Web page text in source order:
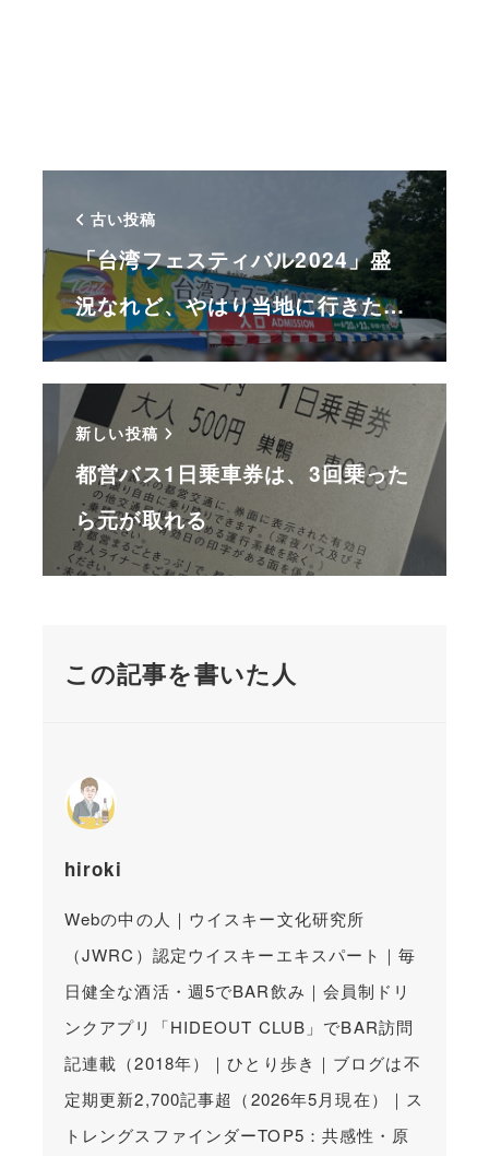
古い投稿
「台湾フェスティバル2024」盛
況なれど、やはり当地に行きた…
新しい投稿
都営バス1日乗車券は、3回乗った
ら元が取れる
この記事を書いた人
hiroki
Webの中の人｜ウイスキー文化研究所
（JWRC）認定ウイスキーエキスパート｜毎
日健全な酒活・週5でBAR飲み｜会員制ドリ
ンクアプリ「HIDEOUT CLUB」でBAR訪問
記連載（2018年）｜ひとり歩き｜ブログは不
定期更新2,700記事超（2026年5月現在）｜ス
トレングスファインダーTOP5：共感性・原